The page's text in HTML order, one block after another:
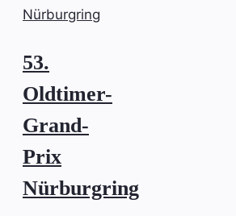
Nürburgring
53.
Oldtimer-
Grand-
Prix
Nürburgring